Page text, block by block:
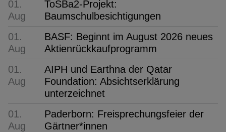
01.
Aug
ToSBa2-Projekt:
Baumschulbesichtigungen
01.
Aug
BASF: Beginnt im August 2026 neues
Aktienrückkaufprogramm
01.
Aug
AIPH und Earthna der Qatar
Foundation: Absichtserklärung
unterzeichnet
01.
Aug
Paderborn: Freisprechungsfeier der
Gärtner*innen